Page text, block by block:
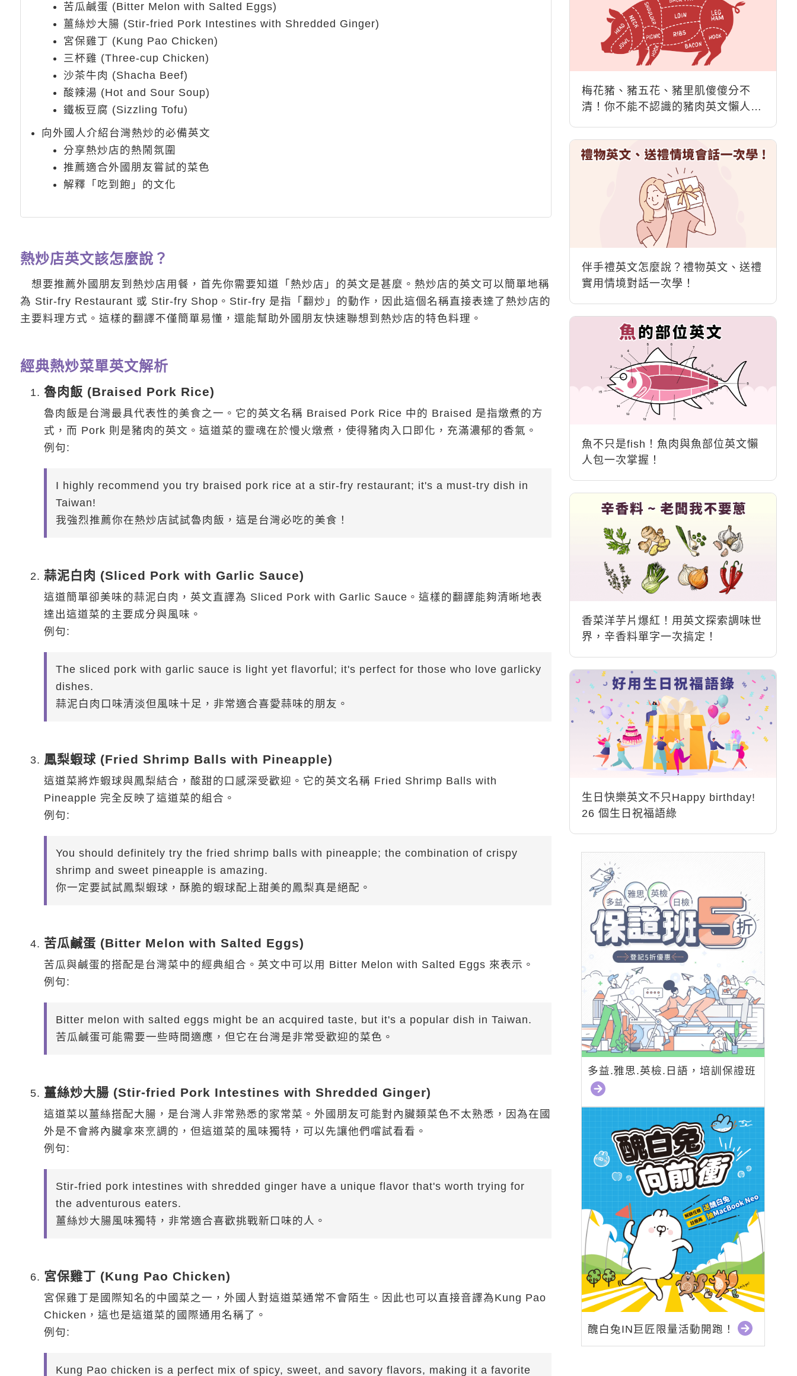
苦瓜鹹蛋 (Bitter Melon with Salted Eggs)
薑絲炒大腸 (Stir-fried Pork Intestines with Shredded Ginger)
宮保雞丁 (Kung Pao Chicken)
三杯雞 (Three-cup Chicken)
沙茶牛肉 (Shacha Beef)
酸辣湯 (Hot and Sour Soup)
鐵板豆腐 (Sizzling Tofu)
向外國人介紹台灣熱炒的必備英文
分享熱炒店的熱鬧氛圍
推薦適合外國朋友嘗試的菜色
解釋「吃到飽」的文化
熱炒店英文該怎麼說？
想要推薦外國朋友到熱炒店用餐，首先你需要知道「熱炒店」的英文是甚麼。熱炒店的英文可以簡單地稱
為 Stir-fry Restaurant 或 Stir-fry Shop。Stir-fry 是指「翻炒」的動作，因此這個名稱直接表達了熱炒店的
主要料理方式。這樣的翻譯不僅簡單易懂，還能幫助外國朋友快速聯想到熱炒店的特色料理。
經典熱炒菜單英文解析
魯肉飯 (Braised Pork Rice)
魯肉飯是台灣最具代表性的美食之一。它的英文名稱 Braised Pork Rice 中的 Braised 是指燉煮的方
式，而 Pork 則是豬肉的英文。這道菜的靈魂在於慢火燉煮，使得豬肉入口即化，充滿濃郁的香氣。
例句:
I highly recommend you try braised pork rice at a stir-fry restaurant; it's a must-try dish in
Taiwan!
我強烈推薦你在熱炒店試試魯肉飯，這是台灣必吃的美食！
蒜泥白肉 (Sliced Pork with Garlic Sauce)
這道簡單卻美味的蒜泥白肉，英文直譯為 Sliced Pork with Garlic Sauce。這樣的翻譯能夠清晰地表
達出這道菜的主要成分與風味。
例句:
The sliced pork with garlic sauce is light yet flavorful; it's perfect for those who love garlicky
dishes.
蒜泥白肉口味清淡但風味十足，非常適合喜愛蒜味的朋友。
鳳梨蝦球 (Fried Shrimp Balls with Pineapple)
這道菜將炸蝦球與鳳梨結合，酸甜的口感深受歡迎。它的英文名稱 Fried Shrimp Balls with
Pineapple 完全反映了這道菜的組合。
例句:
You should definitely try the fried shrimp balls with pineapple; the combination of crispy
shrimp and sweet pineapple is amazing.
你一定要試試鳳梨蝦球，酥脆的蝦球配上甜美的鳳梨真是絕配。
苦瓜鹹蛋 (Bitter Melon with Salted Eggs)
苦瓜與鹹蛋的搭配是台灣菜中的經典組合。英文中可以用 Bitter Melon with Salted Eggs 來表示。
例句:
Bitter melon with salted eggs might be an acquired taste, but it's a popular dish in Taiwan.
苦瓜鹹蛋可能需要一些時間適應，但它在台灣是非常受歡迎的菜色。
薑絲炒大腸 (Stir-fried Pork Intestines with Shredded Ginger)
這道菜以薑絲搭配大腸，是台灣人非常熟悉的家常菜。外國朋友可能對內臟類菜色不太熟悉，因為在國
外是不會將內臟拿來烹調的，但這道菜的風味獨特，可以先讓他們嚐試看看。
例句:
Stir-fried pork intestines with shredded ginger have a unique flavor that's worth trying for
the adventurous eaters.
薑絲炒大腸風味獨特，非常適合喜歡挑戰新口味的人。
宮保雞丁 (Kung Pao Chicken)
宮保雞丁是國際知名的中國菜之一，外國人對這道菜通常不會陌生。因此也可以直接音譯為Kung Pao
Chicken，這也是這道菜的國際通用名稱了。
例句:
Kung Pao chicken is a perfect mix of spicy, sweet, and savory flavors, making it a favorite
梅花豬、豬五花、豬里肌傻傻分不
清！你不能不認識的豬肉英文懶人
伴手禮英文怎麼說？禮物英文、送禮
實用情境對話一次學！
魚不只是fish！魚肉與魚部位英文懶
人包一次掌握！
香菜洋芋片爆紅！用英文探索調味世
界，辛香料單字一次搞定！
生日快樂英文不只Happy birthday!
26 個生日祝福語綠
多益.雅思.英檢.日語，培訓保證班
醜白兔IN巨匠限量活動開跑！